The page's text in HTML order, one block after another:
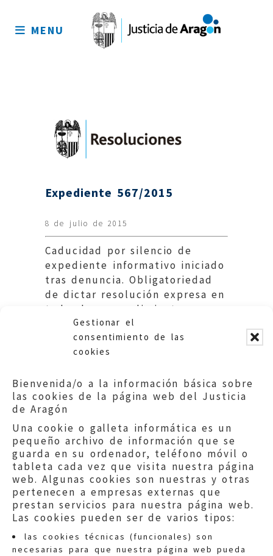
Gestionar el
consentimiento de las
cookies
Bienvenida/o a la información básica sobre
las cookies de la página web del Justicia
de Aragón
Una cookie o galleta informática es un
pequeño archivo de información que se
guarda en su ordenador, teléfono móvil o
tableta cada vez que visita nuestra página
web. Algunas cookies son nuestras y otras
pertenecen a empresas externas que
prestan servicios para nuestra página web.
Las cookies pueden ser de varios tipos:
las cookies técnicas (funcionales) son
necesarias para que nuestra página web pueda
sitio
MENU
Expediente 567/2015
8 de julio de 2015
Caducidad por silencio de
expediente informativo iniciado
tras denuncia. Obligatoriedad
de dictar resolución expresa en
todos los procedimientos.
Educación. DGA